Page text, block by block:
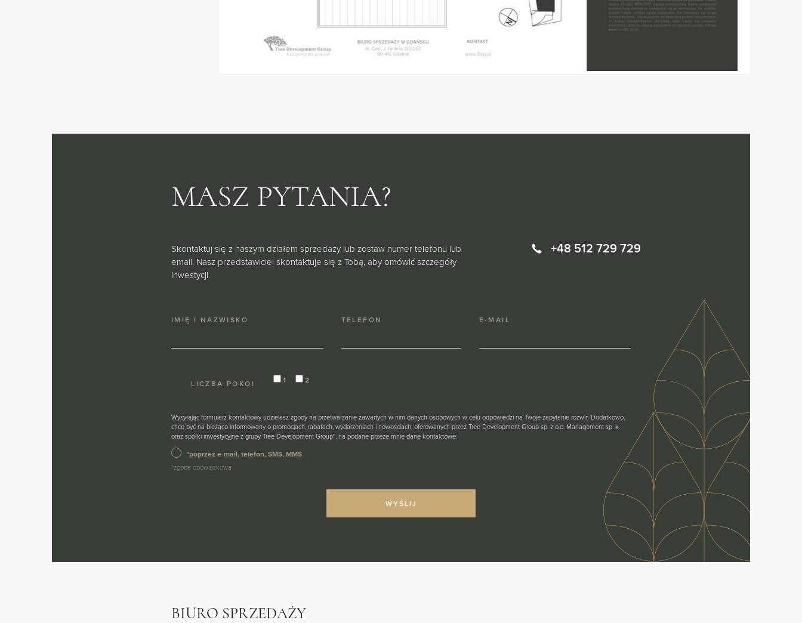
MASZ PYTANIA?
Skontaktuj się z naszym działem sprzedaży lub zostaw numer telefonu lub
email. Nasz przedstawiciel skontaktuje się z Tobą, aby omówić szczegóły
inwestycji.
+48 512 729 729
IMIĘ I NAZWISKO TELEFON E-MAIL
LICZBA POKOI 1 2
Wysyłając formularz kontaktowy udzielasz zgody na przetwarzanie zawartych w nim danych osobowych w celu odpowiedzi na Twoje zapytanie rozwiń Dodatkowo,
chcę być na bieżąco informowany o promocjach, rabatach, wydarzeniach i nowościach: oferowanych przez Tree Development Group sp. z o.o. Management sp. k.
oraz spółki inwestycyjne z grupy Tree Development Group*, na podane przeze mnie dane kontaktowe:
*poprzez e-mail, telefon, SMS, MMS
*zgoda obowiązkowa
BIURO SPRZEDAŻY